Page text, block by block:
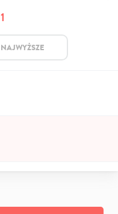
1
NAJWYŻSZE